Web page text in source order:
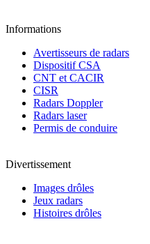
Informations
Avertisseurs de radars
Dispositif CSA
CNT et CACIR
CISR
Radars Doppler
Radars laser
Permis de conduire
Divertissement
Images drôles
Jeux radars
Histoires drôles